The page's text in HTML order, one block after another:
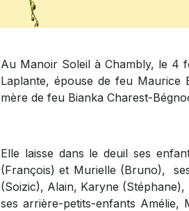
Au Manoir Soleil à Chambly, le 4
Laplante, épouse de feu Maurice
mère de feu Bianka Charest-
Elle laisse dans le deuil ses
(François) et Murielle (Bruno),
(Soizic), Alain, Karyne
ses arrière-petits-enfants Amélie,